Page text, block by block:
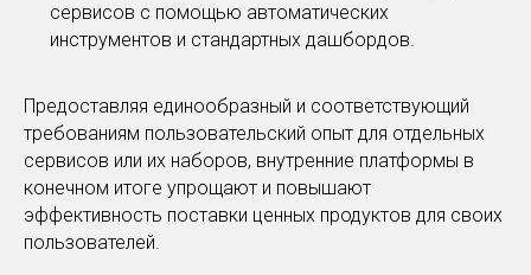
сервисов с помощью автоматических
инструментов и стандартных дашбордов.
Предоставляя единообразный и соответствующий
требованиям пользовательский опыт для отдельных
сервисов или их наборов, внутренние платформы в
конечном итоге упрощают и повышают
эффективность поставки ценных продуктов для своих
пользователей.